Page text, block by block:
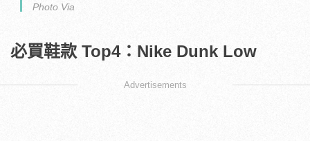
Photo Via
必買鞋款 Top4：Nike Dunk Low
Advertisements